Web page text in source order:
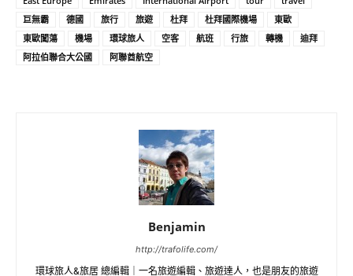
巨無霸
德國 旅行 旅遊 杜拜 杜拜國際機場
東歐
東歐闖蕩
機場 環球旅人 空客 航班 行旅 轉機
迪拜
阿拉伯聯合大公國
阿聯酋航空
Benjamin
http://trafolife.com/
環球旅人&旅居 總編輯｜一名旅遊編輯、旅遊達人，也是朋友的旅遊